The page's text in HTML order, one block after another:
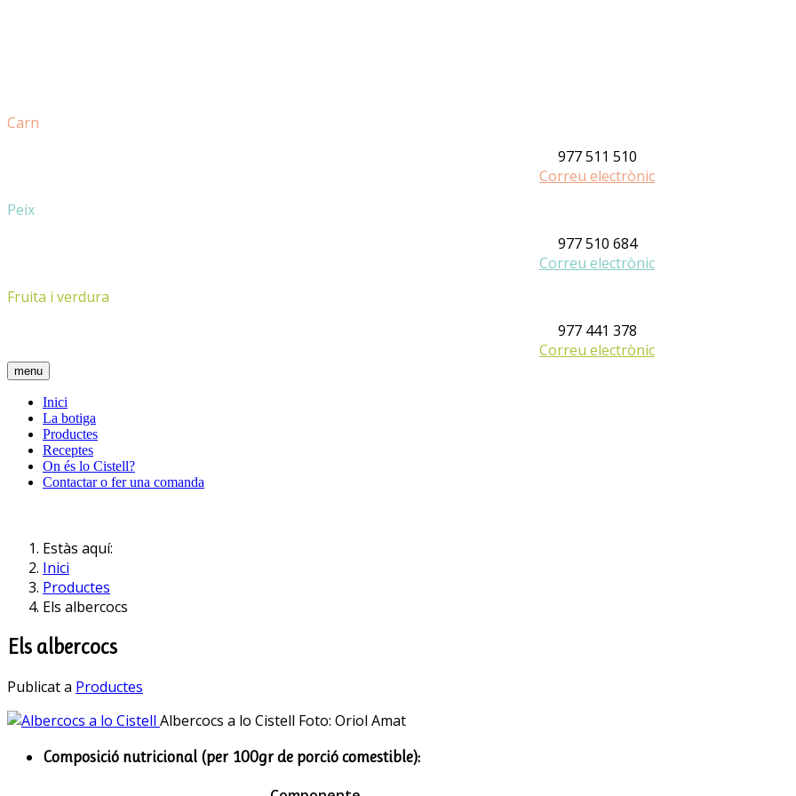
Carn
977 511 510
Correu electrònic
Peix
977 510 684
Correu electrònic
Fruita i verdura
977 441 378
Correu electrònic
menu
Inici
La botiga
Productes
Receptes
On és lo Cistell?
Contactar o fer una comanda
Estàs aquí:
Inici
Productes
Els albercocs
Els albercocs
Publicat a Productes
Albercocs a lo Cistell Foto: Oriol Amat
Composició nutricional (per 100gr de porció comestible):